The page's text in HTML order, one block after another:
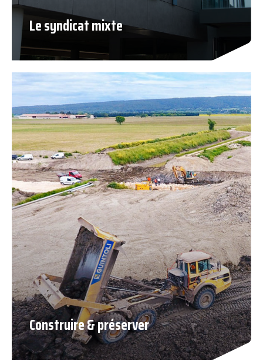
Le syndicat mixte
Construire & préserver